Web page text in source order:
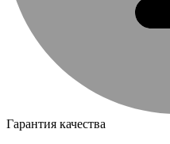
Гарантия качества